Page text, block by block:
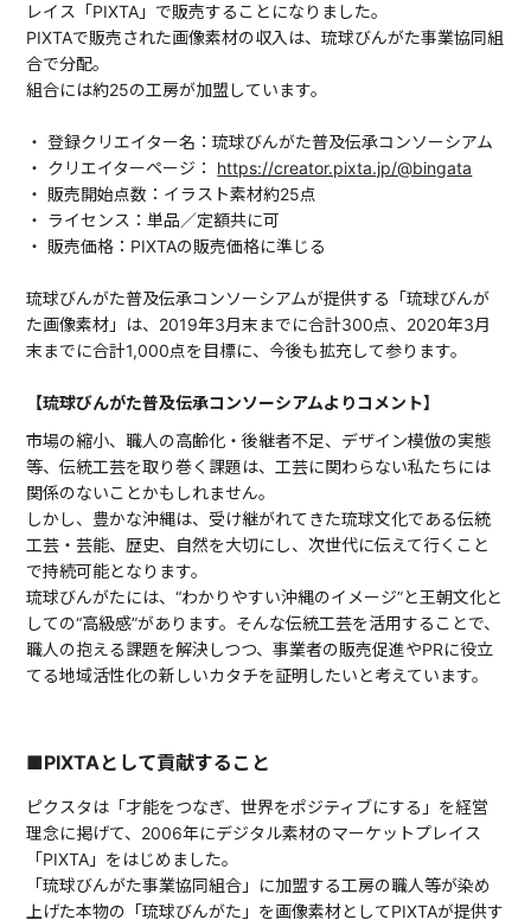
レイス「PIXTA」で販売することになりました。
PIXTAで販売された画像素材の収入は、琉球びんがた事業協同組
合で分配。
組合には約25の工房が加盟しています。
・ 登録クリエイター名：琉球びんがた普及伝承コンソーシアム
・ クリエイターページ： https://creator.pixta.jp/@bingata
・ 販売開始点数：イラスト素材約25点
・ ライセンス：単品／定額共に可
・ 販売価格：PIXTAの販売価格に準じる
琉球びんがた普及伝承コンソーシアムが提供する「琉球びんが
た画像素材」は、2019年3月末までに合計300点、2020年3月
末までに合計1,000点を目標に、今後も拡充して参ります。
【琉球びんがた普及伝承コンソーシアムよりコメント】
市場の縮小、職人の高齢化・後継者不足、デザイン模倣の実態
等、伝統工芸を取り巻く課題は、工芸に関わらない私たちには
関係のないことかもしれません。
しかし、豊かな沖縄は、受け継がれてきた琉球文化である伝統
工芸・芸能、歴史、自然を大切にし、次世代に伝えて行くこと
で持続可能となります。
琉球びんがたには、“わかりやすい沖縄のイメージ”と王朝文化と
しての“高級感”があります。そんな伝統工芸を活用することで、
職人の抱える課題を解決しつつ、事業者の販売促進やPRに役立
てる地域活性化の新しいカタチを証明したいと考えています。
■PIXTAとして貢献すること
ピクスタは「才能をつなぎ、世界をポジティブにする」を経営
理念に掲げて、2006年にデジタル素材のマーケットプレイス
「PIXTA」をはじめました。
「琉球びんがた事業協同組合」に加盟する工房の職人等が染め
上げた本物の「琉球びんがた」を画像素材としてPIXTAが提供す